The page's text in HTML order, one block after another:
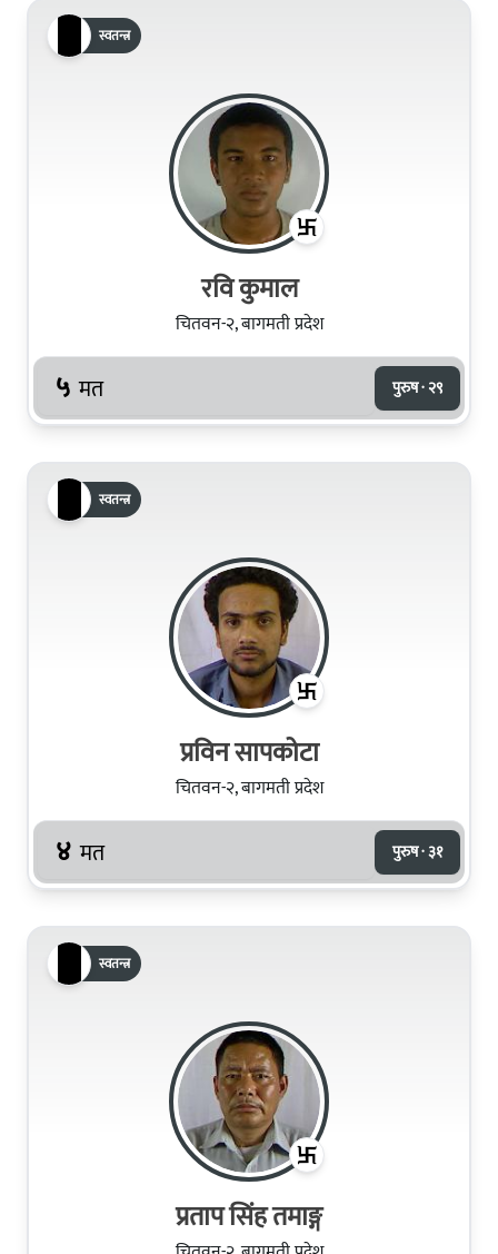
स्वतन्त्र
रवि कुमाल
चितवन-२, बागमती प्रदेश
५ मत पुरुष · २९
स्वतन्त्र
प्रविन सापकोटा
चितवन-२, बागमती प्रदेश
४ मत पुरुष · ३१
स्वतन्त्र
प्रताप सिंह तमाङ्ग